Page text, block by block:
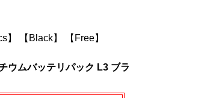
】 【Black】
【Free】
ウムバッテリパック L3 ブラ